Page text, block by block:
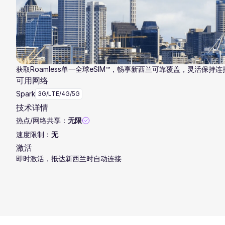
获取Roamless单一全球eSIM™，畅享新西兰可靠覆盖，灵活保持连
可用网络
Spark 3G/LTE/4G/5G
技术详情
热点/网络共享： 无限
速度限制： 无
激活
即时激活，抵达新西兰时自动连接